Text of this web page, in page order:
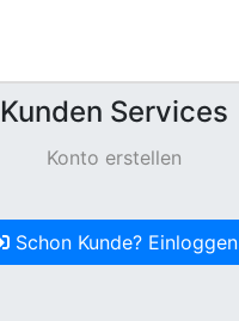
Kunden Services
Konto erstellen
Schon Kunde? Einloggen